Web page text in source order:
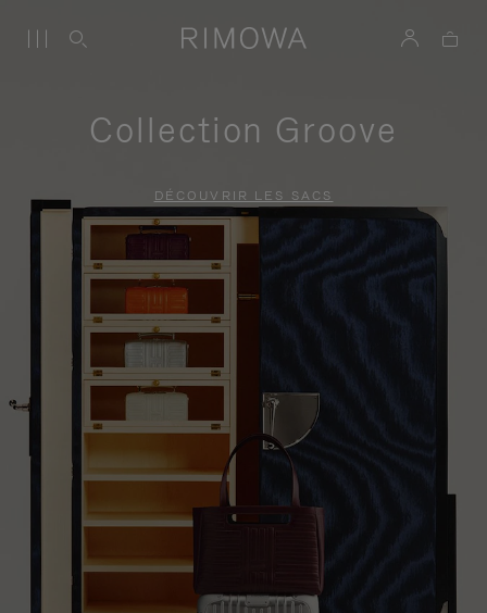
Collection Groove
DÉCOUVRIR LES SACS